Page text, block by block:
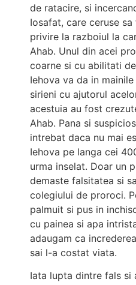
de ratacire, si
Iosafat, care ceruse
privire la razboiul la
Ahab. Unul din acei
coarne si cu abilitati
Iehova va da in
sirieni cu ajutorul
acestuia au fost
Ahab. Pana si
intrebat daca nu mai
Iehova pe langa cei
urma inselat. Doar un
demaste falsitatea si
colegiului de proroci.
palmuit si pus in
cu painea si apa
adaugam ca
sai l-a costat viata.
Iata lupta dintre fals si